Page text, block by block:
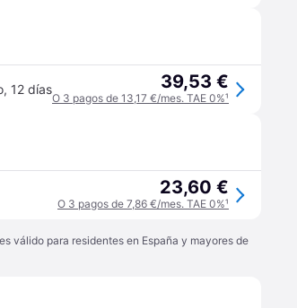
, 12 días 39,53 €
O 3 pagos de 13,17 €/mes. TAE 0%¹
23,60 €
O 3 pagos de 7,86 €/mes. TAE 0%¹
válido para residentes en España y mayores de